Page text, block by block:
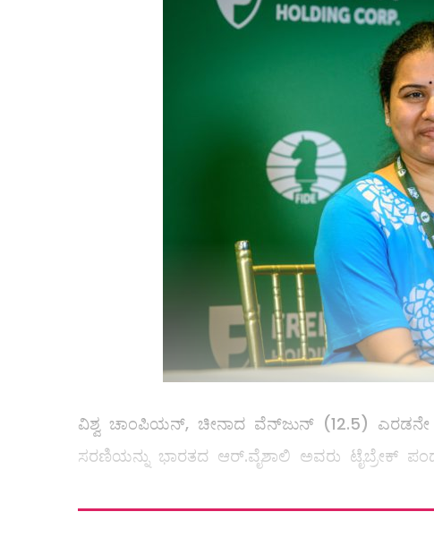
ವಿಶ್ವ ಚಾಂಪಿಯನ್​, ಚೀನಾದ ವೆನ್​ಜುನ್​ (12.5) ಎರಡನೇ
ಸರಣಿಯನ್ನು ಭಾರತದ ಆರ್​.ವೈಶಾಲಿ ಅವರು ಟೈಬ್ರೇಕ್​